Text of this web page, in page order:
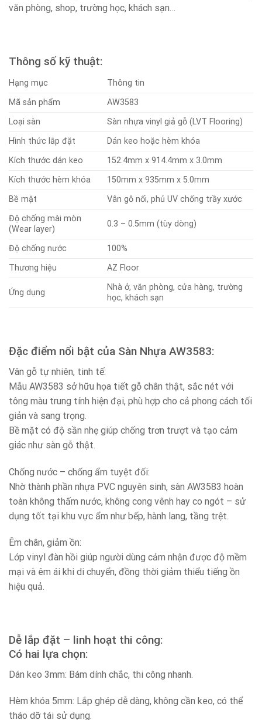
văn phòng, shop, trường học, khách sạn…
Thông số kỹ thuật:
Hạng mục
Thông tin
Mã sản phẩm
AW3583
Loại sàn
Sàn nhựa vinyl giả gỗ (LVT Flooring)
Hình thức lắp đặt
Dán keo hoặc hèm khóa
Kích thước dán keo
152.4mm x 914.4mm x 3.0mm
Kích thước hèm khóa
150mm x 935mm x 5.0mm
Bề mặt
Vân gỗ nổi, phủ UV chống trầy xước
Độ chống mài mòn
(Wear layer)
0.3 – 0.5mm (tùy dòng)
Độ chống nước
100%
Thương hiệu
AZ Floor
Ứng dụng
Nhà ở, văn phòng, cửa hàng, trường
học, khách sạn
Đặc điểm nổi bật của Sàn Nhựa AW3583:
Vân gỗ tự nhiên, tinh tế:
Mẫu AW3583 sở hữu họa tiết gỗ chân thật, sắc nét với
tông màu trung tính hiện đại, phù hợp cho cả phong cách tối
giản và sang trọng.
Bề mặt có độ sần nhẹ giúp chống trơn trượt và tạo cảm
giác như sàn gỗ thật.
Chống nước – chống ẩm tuyệt đối:
Nhờ thành phần nhựa PVC nguyên sinh, sàn AW3583 hoàn
toàn không thấm nước, không cong vênh hay co ngót – sử
dụng tốt tại khu vực ẩm như bếp, hành lang, tầng trệt.
Êm chân, giảm ồn:
Lớp vinyl đàn hồi giúp người dùng cảm nhận được độ mềm
mại và êm ái khi di chuyển, đồng thời giảm thiểu tiếng ồn
hiệu quả.
Dễ lắp đặt – linh hoạt thi công:
Có hai lựa chọn:
Dán keo 3mm: Bám dính chắc, thi công nhanh.
Hèm khóa 5mm: Lắp ghép dễ dàng, không cần keo, có thể
tháo dỡ tái sử dụng.